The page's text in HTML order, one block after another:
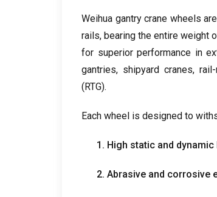
Weihua gantry crane wheels
rails,bearing the entire weight
for superior performance in
gantries, shipyard cranes,
(RTG).
Each wheel is designed to
1. High static and dynamic
2. Abrasive and corrosive